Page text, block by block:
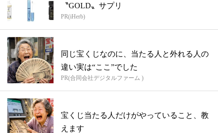
〝GOLD〟サプリ
PR(iHerb)
同じ宝くじなのに、当たる人と外れる人の
違い実は“ここ”でした
PR(合同会社デジタルファーム )
宝くじ当たる人だけがやっていること、教
えます